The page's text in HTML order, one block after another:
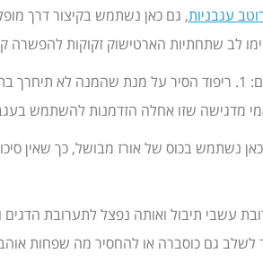
עגבניות, גם כאן נשתמש בקיצור דרך
לב שתחתיות הארטישוק זקוקות להפשרה
מדגישה שזו אחלה הזדמנות להשתמש
נשתמש בכוס של אורז מבושל, כך שאין
לשלב גם כוסברה או להחסיר מה שפחות